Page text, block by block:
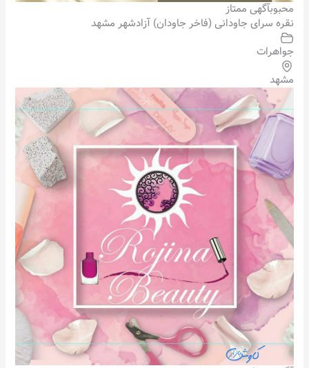
محبوبآگهی ممتاز
نقره سرای جاودانی (فاخر جاودان) آزادشهر مشهد
جواهرات
مشهد